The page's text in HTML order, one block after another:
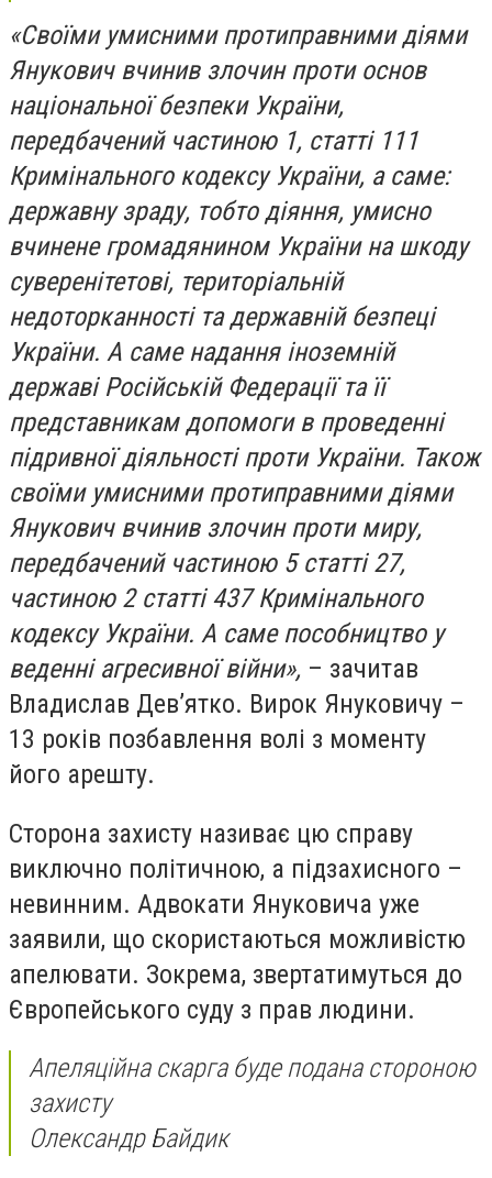
«Своїми умисними протиправними діями
Янукович вчинив злочин проти основ
національної безпеки України,
передбачений частиною 1, статті 111
Кримінального кодексу України, а саме:
державну зраду, тобто діяння, умисно
вчинене громадянином України на шкоду
суверенітетові, територіальній
недоторканності та державній безпеці
України. А саме надання іноземній
державі Російській Федерації та її
представникам допомоги в проведенні
підривної діяльності проти України. Також
своїми умисними протиправними діями
Янукович вчинив злочин проти миру,
передбачений частиною 5 статті 27,
частиною 2 статті 437 Кримінального
кодексу України. А саме пособництво у
веденні агресивної війни», – зачитав
Владислав Дев’ятко. Вирок Януковичу –
13 років позбавлення волі з моменту
його арешту.
Сторона захисту називає цю справу
виключно політичною, а підзахисного –
невинним. Адвокати Януковича уже
заявили, що скористаються можливістю
апелювати. Зокрема, звертатимуться до
Європейського суду з прав людини.
Апеляційна скарга буде подана стороною
захисту
Олександр Байдик